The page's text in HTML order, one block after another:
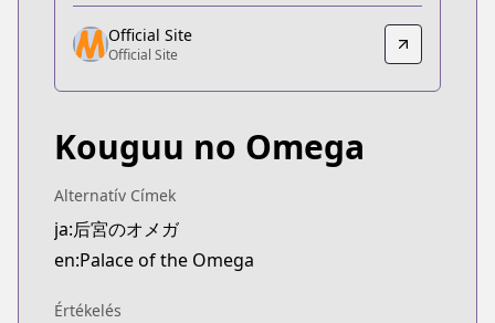
https://www.sublimemanga.com/read/manga/
Official Site
Official Site
https://www.shinshokan.co.jp/book/b633247.html
Official Site
Official Site
Kouguu no Omega
Alternatív Címek
ja:后宮のオメガ
en:Palace of the Omega
Értékelés